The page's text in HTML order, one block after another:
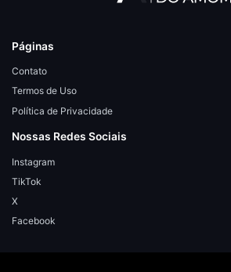
Páginas
Contato
Termos de Uso
Política de Privacidade
Nossas Redes Sociais
Instagram
TikTok
X
Facebook